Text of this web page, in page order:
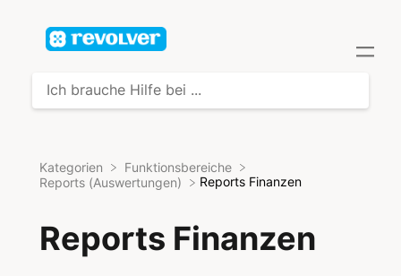
Kategorien
​Funktionsbereiche
​Reports (Auswertungen)
​Reports Finanzen
Reports Finanzen